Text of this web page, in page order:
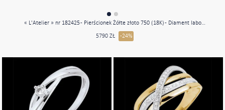
« L'Atelier » nr 182425 - Pierścionek Żółte złoto 750 (18K) - Diament laboratoryjny Okrągły 0.5 karat - Kamienie boczne Diament laboratoryjny - Oprawa Diament laboratoryjny
5790 ZŁ -24%